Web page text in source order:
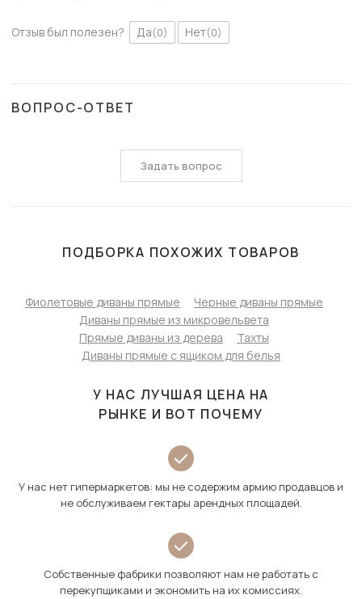
Отзыв был полезен? Да(0) Нет(0)
ВОПРОС-ОТВЕТ
Задать вопрос
ПОДБОРКА ПОХОЖИХ ТОВАРОВ
Фиолетовые диваны прямые
Черные диваны прямые
Диваны прямые из микровельвета
Прямые диваны из дерева
Тахты
Диваны прямые с ящиком для белья
У НАС ЛУЧШАЯ ЦЕНА НА
РЫНКЕ И ВОТ ПОЧЕМУ
У нас нет гипермаркетов: мы не содержим армию продавцов и
не обслуживаем гектары арендных площадей.
Собственные фабрики позволяют нам не работать с
перекупщиками и экономить на их комиссиях.